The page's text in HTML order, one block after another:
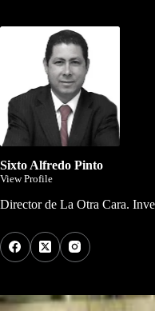
Sixto Alfredo Pinto
View Profile
Director de La Otra Cara.